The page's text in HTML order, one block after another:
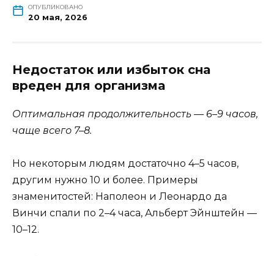
ОПУБЛИКОВАНО
20 мая, 2026
Недостаток или избыток сна
вреден для организма
Оптимальная продолжительность — 6–9 часов,
чаще всего 7–8.
Но некоторым людям достаточно 4–5 часов,
другим нужно 10 и более. Примеры
знаменитостей: Наполеон и Леонардо да
Винчи спали по 2–4 часа, Альберт Эйнштейн —
10–12.